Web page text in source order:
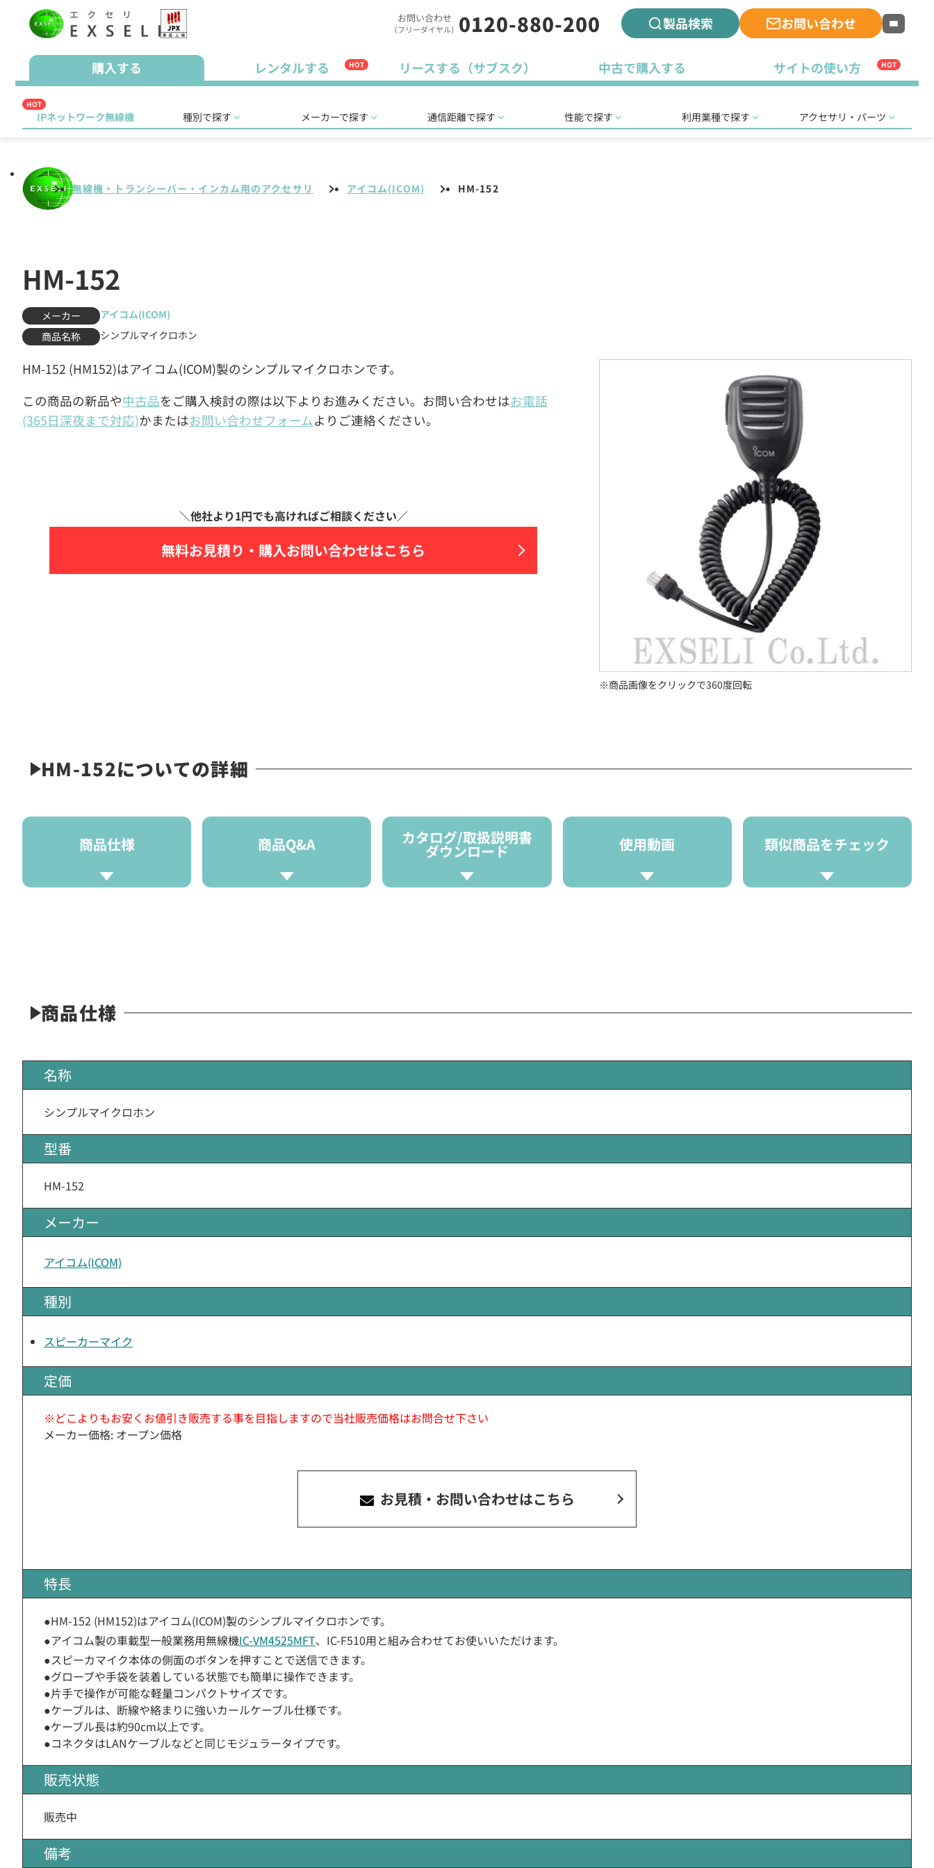
お問い合わせ
（フリーダイヤル） 0120-880-200 製品検索 お問い合わせ
購入する レンタルする HOT リースする（サブスク） 中古で購入する サイトの使い方 HOT
HOT
IPネットワーク無線機 種別で探す メーカーで探す 通信距離で探す 性能で探す 利用業種で探す アクセサリ・パーツ
無線機・トランシーバー・インカム用のアクセサリ アイコム(ICOM) HM-152
HM-152
メーカー
アイコム(ICOM)
商品名称
シンプルマイクロホン
HM-152 (HM152)はアイコム(ICOM)製のシンプルマイクロホンです。
この商品の新品や中古品をご購入検討の際は以下よりお進みください。お問い合わせはお電話
(365日深夜まで対応)かまたはお問い合わせフォームよりご連絡ください。
無料お見積り・ 購入お問い合わせはこちら
※商品画像をクリックで360度回転
HM-152についての詳細
商品仕様 商品Q&A カタログ/取扱説明書
ダウンロード 使用動画 類似商品をチェック
商品仕様
名称
シンプルマイクロホン
型番
HM-152
メーカー
アイコム(ICOM)
種別
スピーカーマイク
定価
※どこよりもお安くお値引き販売する事を目指しますので当社販売価格はお問合せ下さい
メーカー価格: オープン価格
お見積・お問い合わせはこちら
特長
●HM-152 (HM152)はアイコム(ICOM)製のシンプルマイクロホンです。
●アイコム製の車載型一般業務用無線機IC-VM4525MFT、IC-F510用と組み合わせてお使いいただけます。
●スピーカマイク本体の側面のボタンを押すことで送信できます。
●グローブや手袋を装着している状態でも簡単に操作できます。
●片手で操作が可能な軽量コンパクトサイズです。
●ケーブルは、断線や絡まりに強いカールケーブル仕様です。
●ケーブル長は約90cm以上です。
●コネクタはLANケーブルなどと同じモジュラータイプです。
販売状態
販売中
備考